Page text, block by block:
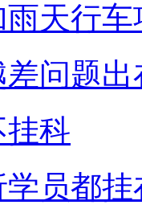
天行车
问题出
科
员都